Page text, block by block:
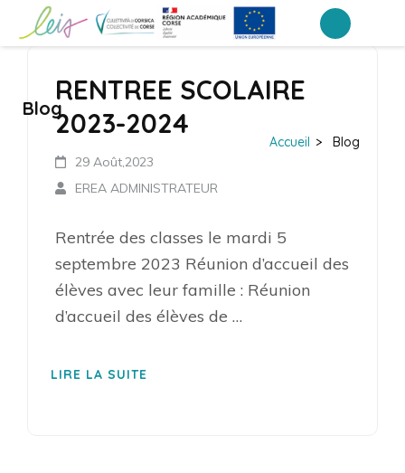
(Pressez
Entrée)
Blog
Accueil > Blog
RENTREE SCOLAIRE
2023-2024
29 Août,2023
EREA ADMINISTRATEUR
Rentrée des classes le mardi 5
septembre 2023 Réunion d’accueil des
élèves avec leur famille : Réunion
d’accueil des élèves de …
LIRE LA SUITE